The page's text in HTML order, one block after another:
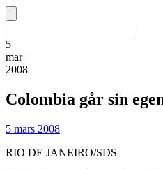
5
mar
2008
Colombia går sin
5 mars 2008
RIO DE JANEIRO/SDS